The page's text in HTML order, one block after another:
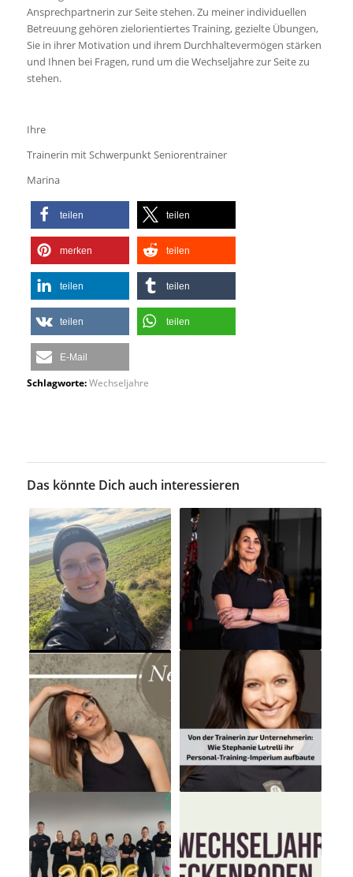
Ansprechpartnerin zur Seite stehen. Zu meiner individuellen
Betreuung gehören zielorientiertes Training, gezielte Übungen,
Sie in ihrer Motivation und ihrem Durchhaltevermögen stärken
und Ihnen bei Fragen, rund um die Wechseljahre zur Seite zu
stehen.
Ihre
Trainerin mit Schwerpunkt Seniorentrainer
Marina
teilen teilen
merken teilen
teilen teilen
teilen teilen
E-Mail
Schlagworte: Wechseljahre
Das könnte Dich auch interessieren